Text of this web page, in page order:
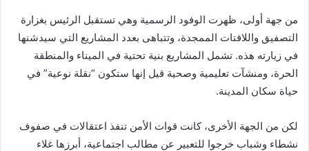
من جهة أولى، ظهرت الوفود الرسمية وهي تستقبل الرئيس بغزارة
التصفيق واللافتات الممجدة، وتتباهى بعدد المشاريع التي سيدشنها
في زيارته هذه. تشمل المشاريع بنية تحتية في الميناء والمنطقة
الحرة، ومنشآت تعليمية وصحية قيل إنها ستكون “نقلة نوعية” في
حياة سكان المدينة.
لكن من الجهة الأخرى، كانت قوات الأمن تنفذ اعتقالات في صفوف
نشطاء وشباب خرجوا للتعبير عن مطالب اجتماعية، أبرزها غلاء